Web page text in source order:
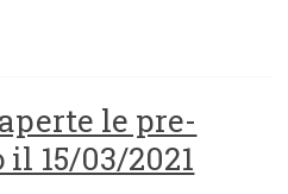
le pre-
15/03/2021